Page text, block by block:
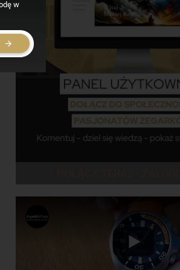
w